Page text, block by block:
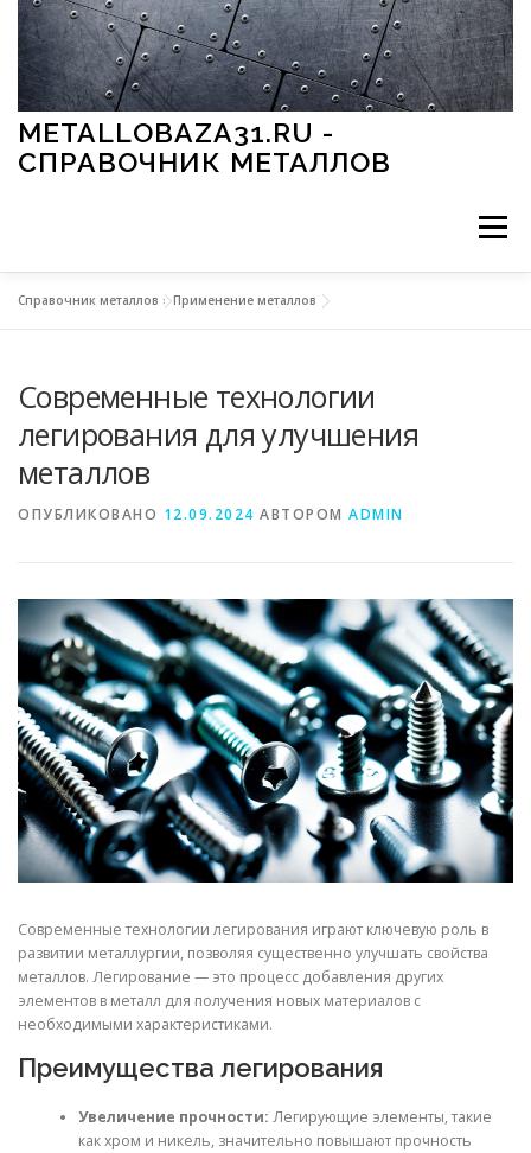
Перейти к содержимому
METALLOBAZA31.RU -
СПРАВОЧНИК МЕТАЛЛОВ
Меню
МЕТАЛЛЫ И ОКРУЖАЮЩАЯ СРЕДА
СТАТЬИ
Справочник металлов »Применение металлов
Современные технологии
легирования для улучшения
металлов
ОПУБЛИКОВАНО 12.09.2024 АВТОРОМ ADMIN
Современные технологии легирования играют ключевую роль в
развитии металлургии, позволяя существенно улучшать свойства
металлов. Легирование — это процесс добавления других
элементов в металл для получения новых материалов с
необходимыми характеристиками.
Преимущества легирования
Увеличение прочности: Легирующие элементы, такие
как хром и никель, значительно повышают прочность